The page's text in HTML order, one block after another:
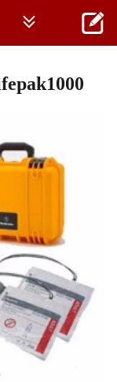
 首页
医疗资讯
 